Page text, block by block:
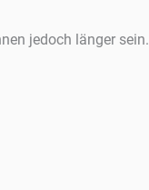
jedoch länger sein.